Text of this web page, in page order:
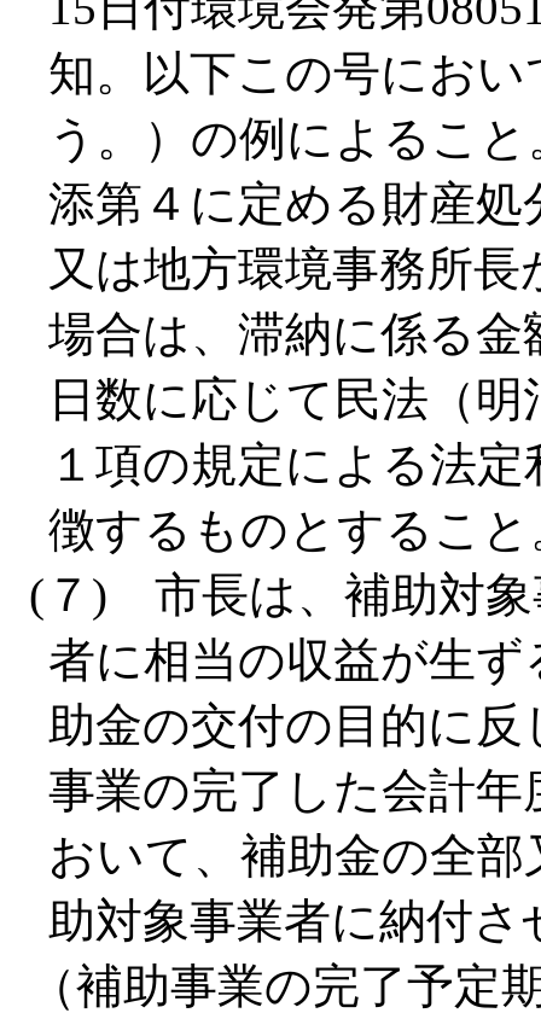
知。以下この号にお
う。）の例によるこ
添第４に定める財産
又は地方環境事務所
場合は、滞納に係る
日数に応じて民法（
１項の規定による法
徴するものとすること
(７) 市長は、補助対象
者に相当の収益が生
助金の交付の目的に
事業の完了した会計
おいて、補助金の全
助対象事業者に納付
（補助事業の完了予定